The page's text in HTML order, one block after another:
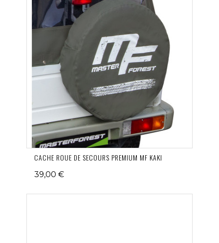
CACHE ROUE DE SECOURS PREMIUM MF KAKI
39,00 €